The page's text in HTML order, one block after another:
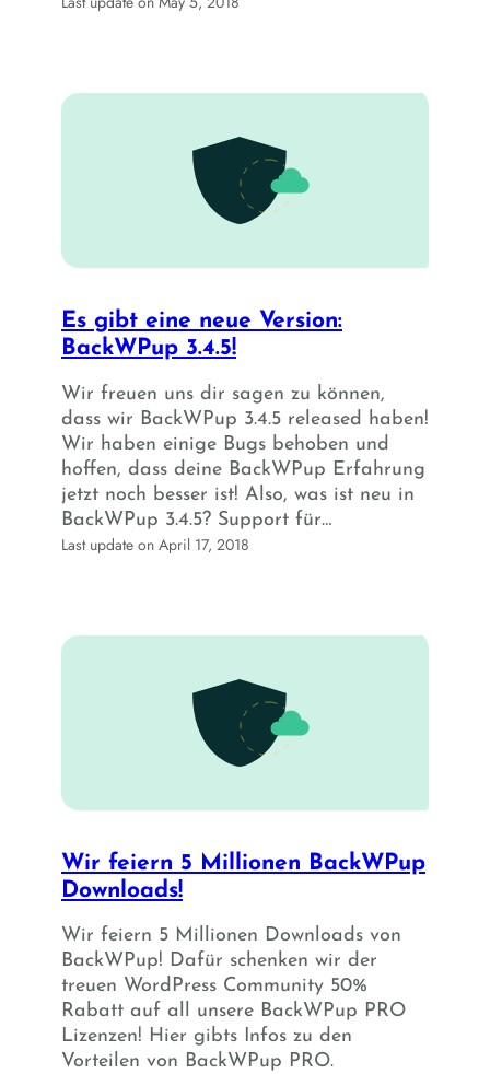
Es gibt eine neue Version:
BackWPup 3.4.5!
Wir freuen uns dir sagen zu können,
dass wir BackWPup 3.4.5 released haben!
Wir haben einige Bugs behoben und
hoffen, dass deine BackWPup Erfahrung
jetzt noch besser ist! Also, was ist neu in
BackWPup 3.4.5? Support für…
Last update on April 17, 2018
Wir feiern 5 Millionen BackWPup
Downloads!
Wir feiern 5 Millionen Downloads von
BackWPup! Dafür schenken wir der
treuen WordPress Community 50%
Rabatt auf all unsere BackWPup PRO
Lizenzen! Hier gibts Infos zu den
Vorteilen von BackWPup PRO.